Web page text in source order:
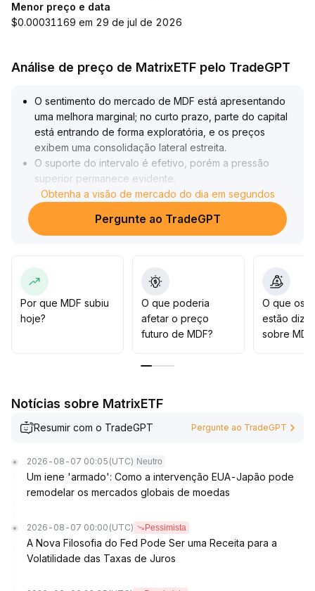
Menor preço e data
$0.00031169 em 29 de jul de 2026
Análise de preço de MatrixETF pelo TradeGPT
O sentimento do mercado de MDF está apresentando
uma melhora marginal; no curto prazo, parte do capital
está entrando de forma exploratória, e os preços
exibem uma consolidação lateral estreita.
O suporte do intervalo é efetivo, porém a pressão
superior permanece evidente
Com base na estrutura do gráfico e no desempenho do
volume de negociação, recomenda-se que estratégias
de curto prazo sejam focadas em posições leves em
resistência dos picos anteriores; caso haja um
rompimento com aumento de volume, pode-se
aumentar a exposição gradualmente.
A tendência geral ainda não está clara, sendo
necessário um rigoroso controle de exposição ao
para prevenir riscos de correção
Obtenha a visão de mercado do dia em segundos
Pergunte ao TradeGPT
Por que MDF subiu
hoje?
O que poderia
afetar o preço
futuro de MDF?
O que os
estão
sobre
Notícias sobre MatrixETF
Resumir com o TradeGPT Pergunte ao TradeGPT
2026-08-07 00:05 (UTC) Neutro
Um iene 'armado': Como a intervenção EUA-Japão pode
remodelar os mercados globais de moedas
2026-08-07 00:00 (UTC) Pessimista
A Nova Filosofia do Fed Pode Ser uma Receita para a
Volatilidade das Taxas de Juros